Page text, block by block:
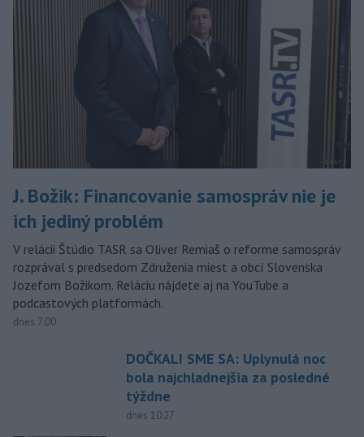
J. Božik: Financovanie samospráv nie je
ich jediný problém
V relácii Štúdio TASR sa Oliver Remiaš o reforme samospráv
rozprával s predsedom Združenia miest a obcí Slovenska
Jozefom Božikom. Reláciu nájdete aj na YouTube a
podcastových platformách.
dnes 7:00
DOČKALI SME SA: Uplynulá noc
bola najchladnejšia za posledné
týždne
dnes 10:27